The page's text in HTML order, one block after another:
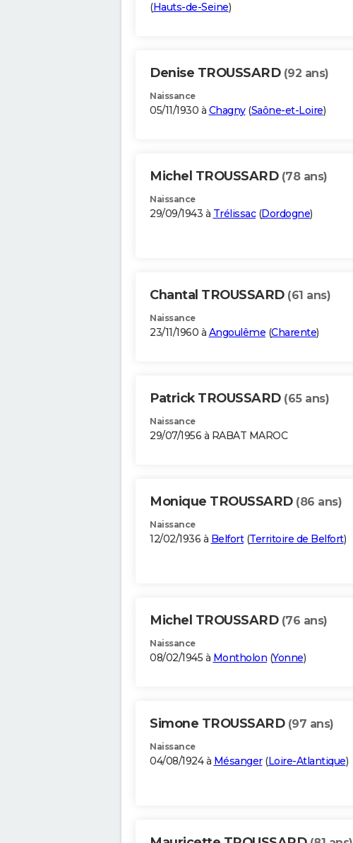
(Hauts-de-Seine)
Denise TROUSSARD (92 ans)
Naissance
05/11/1930 à Chagny(Saône-et-Loire)
Michel TROUSSARD (78 ans)
Naissance
29/09/1943 à Trélissac(Dordogne)
Chantal TROUSSARD (61 ans)
Naissance
23/11/1960 à Angoulême (Charente)
Patrick TROUSSARD (65 ans)
Naissance
29/07/1956 à RABAT MAROC
Monique TROUSSARD (86 ans)
Naissance
12/02/1936 à Belfort(Territoire de Belfort)
Michel TROUSSARD (76 ans)
Naissance
08/02/1945 à Montholon (Yonne)
Simone TROUSSARD (97 ans)
Naissance
04/08/1924 à Mésanger(Loire-Atlantique)